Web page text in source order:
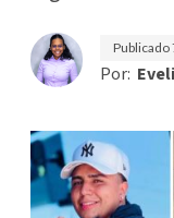
Publicado
Por: